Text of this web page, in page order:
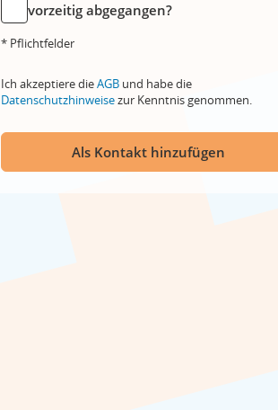
vorzeitig abgegangen?
* Pflichtfelder
Ich akzeptiere dieAGB und habe die
Datenschutzhinweisezur Kenntnis genommen.
Als Kontakt hinzufügen